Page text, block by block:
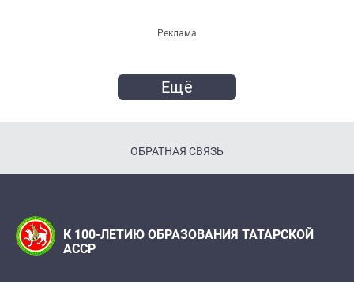
Реклама
Ещё
ОБРАТНАЯ СВЯЗЬ
К 100-ЛЕТИЮ ОБРАЗОВАНИЯ ТАТАРСКОЙ
АССР